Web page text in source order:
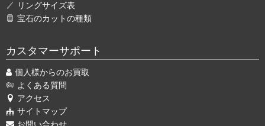
リングサイズ表
宝石のカットの種類
カスタマーサポート
個人様からのお買取
よくある質問
アクセス
サイトマップ